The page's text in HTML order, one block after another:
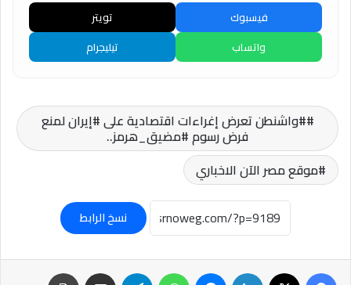
فيسبوك
تويتر
واتساب
تيليجرام
#واشنطن تعرض إغراءات اقتصادية على #إيران لمنع
فرض رسوم #مضيق_هرمز..
موقع مصر الآن الاخباري
نسخ الرابط
فيسبوك لينكدإن ماسنجر واتساب تيلقرام مشاركة عبر البريد